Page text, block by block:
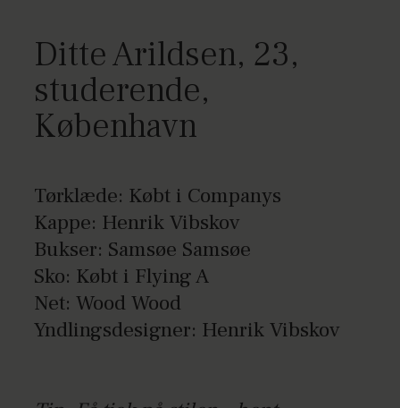
Ditte Arildsen, 23,
studerende,
København
Tørklæde: Købt i Companys
Kappe: Henrik Vibskov
Bukser: Samsøe Samsøe
Sko: Købt i Flying A
Net: Wood Wood
Yndlingsdesigner: Henrik Vibskov